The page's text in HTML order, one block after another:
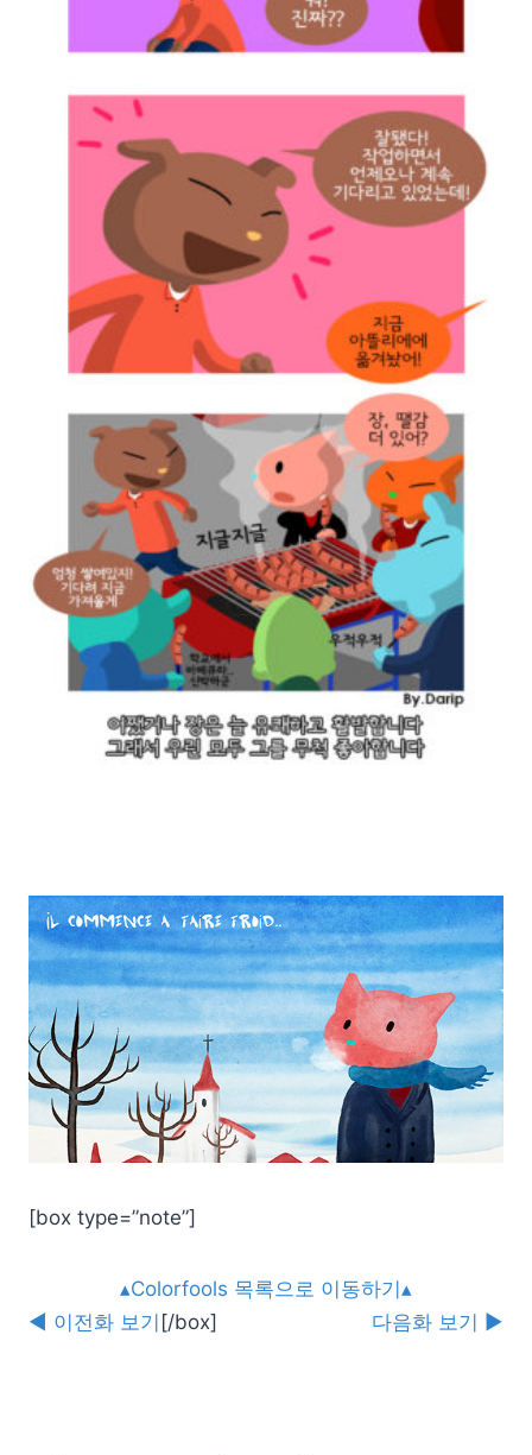
[box type=”note”]
▴Colorfools 목록으로 이동하기▴
◀ 이전화 보기
다음화 보기 ▶
[/box]